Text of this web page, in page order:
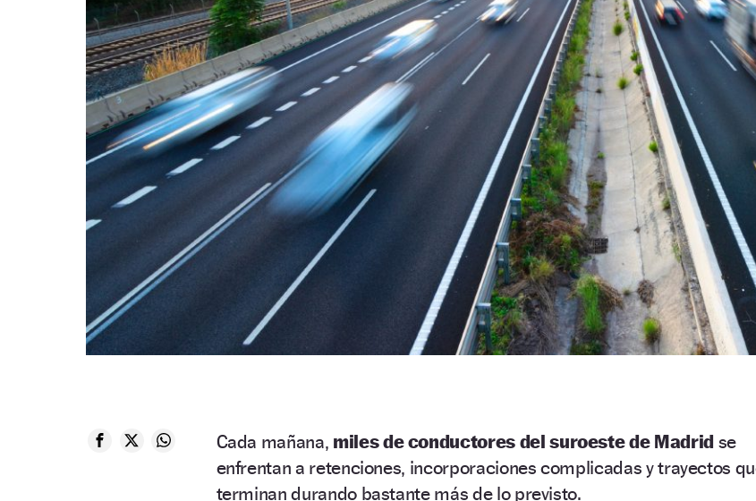
Cada mañana, miles de conductores del suroeste de Madridse
enfrentan a retenciones, incorporaciones complicadas y trayectos
terminan durando bastante más de lo previsto.